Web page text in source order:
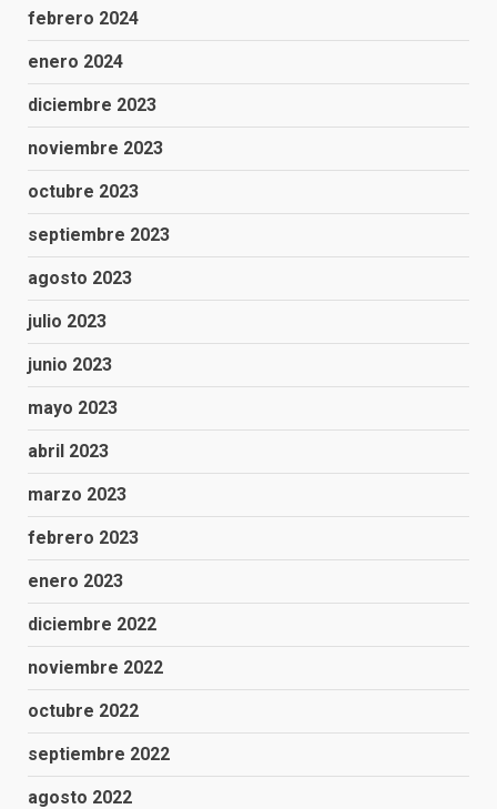
febrero 2024
enero 2024
diciembre 2023
noviembre 2023
octubre 2023
septiembre 2023
agosto 2023
julio 2023
junio 2023
mayo 2023
abril 2023
marzo 2023
febrero 2023
enero 2023
diciembre 2022
noviembre 2022
octubre 2022
septiembre 2022
agosto 2022